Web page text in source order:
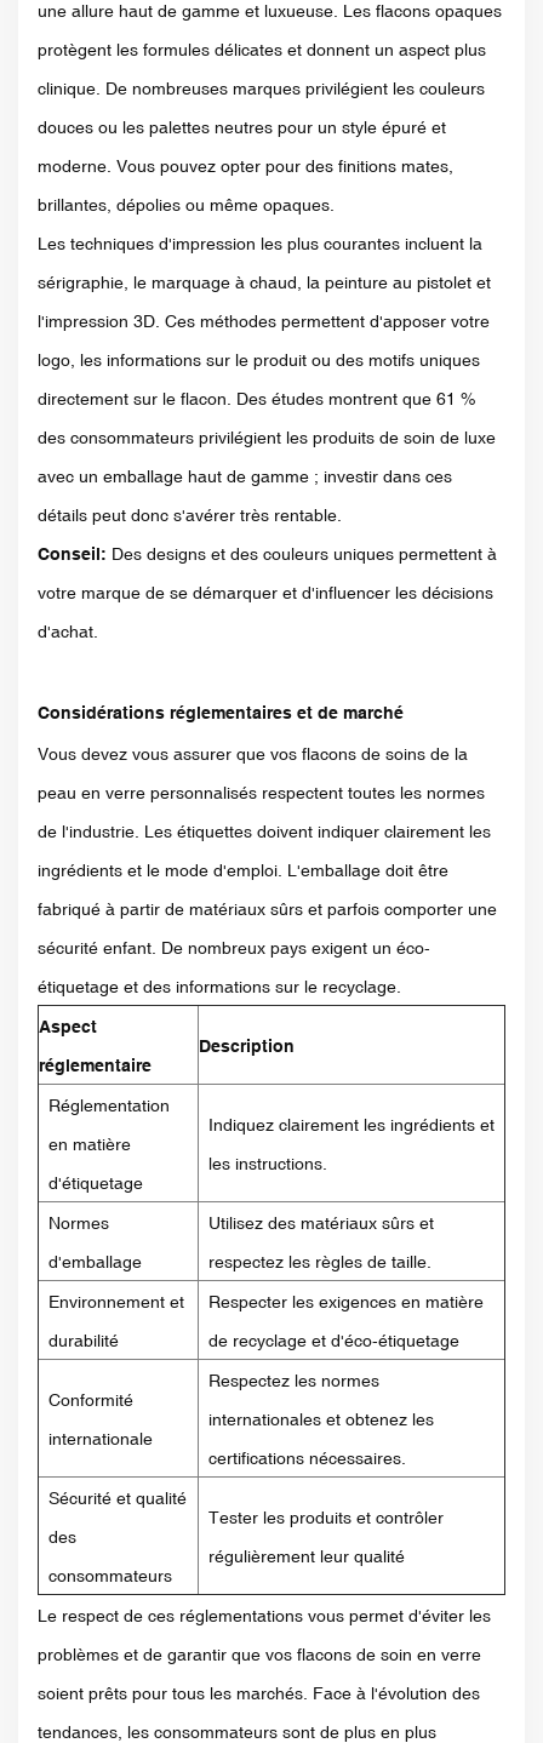
une allure haut de gamme et luxueuse. Les flacons opaques
protègent les formules délicates et donnent un aspect plus
clinique. De nombreuses marques privilégient les couleurs
douces ou les palettes neutres pour un style épuré et
moderne. Vous pouvez opter pour des finitions mates,
brillantes, dépolies ou même opaques.
Les techniques d'impression les plus courantes incluent la
sérigraphie, le marquage à chaud, la peinture au pistolet et
l'impression 3D. Ces méthodes permettent d'apposer votre
logo, les informations sur le produit ou des motifs uniques
directement sur le flacon. Des études montrent que 61 %
des consommateurs privilégient les produits de soin de luxe
avec un emballage haut de gamme ; investir dans ces
détails peut donc s'avérer très rentable.
Conseil: Des designs et des couleurs uniques permettent à
votre marque de se démarquer et d'influencer les décisions
d'achat.
Considérations réglementaires et de marché
Vous devez vous assurer que vos flacons de soins de la
peau en verre personnalisés respectent toutes les normes
de l'industrie. Les étiquettes doivent indiquer clairement les
ingrédients et le mode d'emploi. L'emballage doit être
fabriqué à partir de matériaux sûrs et parfois comporter une
sécurité enfant. De nombreux pays exigent un éco-
étiquetage et des informations sur le recyclage.
Aspect
réglementaire
Description
Réglementation
en matière
d'étiquetage
Indiquez clairement les ingrédients et
les instructions.
Normes
d'emballage
Utilisez des matériaux sûrs et
respectez les règles de taille.
Environnement et
durabilité
Respecter les exigences en matière
de recyclage et d'éco-étiquetage
Conformité
internationale
Respectez les normes
internationales et obtenez les
certifications nécessaires.
Sécurité et qualité
des
consommateurs
Tester les produits et contrôler
régulièrement leur qualité
Le respect de ces réglementations vous permet d'éviter les
problèmes et de garantir que vos flacons de soin en verre
soient prêts pour tous les marchés. Face à l'évolution des
tendances, les consommateurs sont de plus en plus